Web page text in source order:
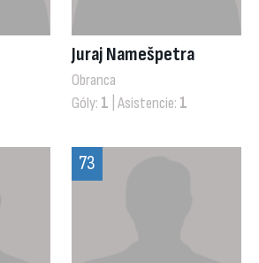
Juraj Namešpetra
Obranca
Góly: 1 | Asistencie: 1
73